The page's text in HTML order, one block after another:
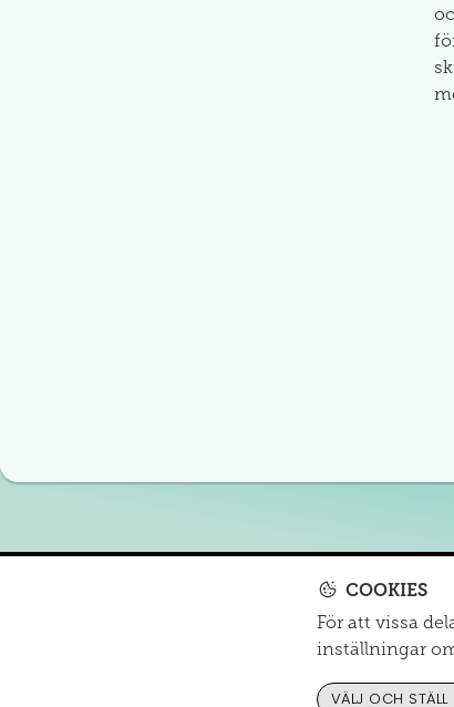
Informationsmaterial
COOKIES
För att vissa
inställningar
VÄLJ OCH STÄLL